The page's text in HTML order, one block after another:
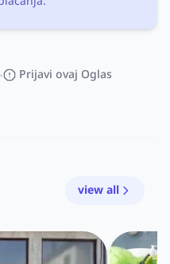
• Prijavi ovaj Oglas
view all